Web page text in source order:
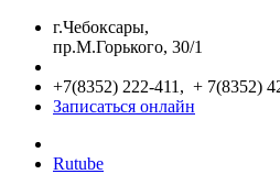
г.Чебоксары,
пр.М.Горького, 30/1
+7(8352) 222-411, + 7(8352)
Записаться онлайн
Rutube